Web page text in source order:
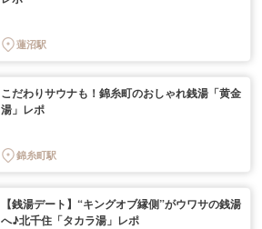
蓮沼駅
こだわりサウナも！錦糸町のおしゃれ銭湯「黄金
湯」レポ
錦糸町駅
【銭湯デート】“キングオブ縁側”がウワサの銭湯
へ♪北千住「タカラ湯」レポ